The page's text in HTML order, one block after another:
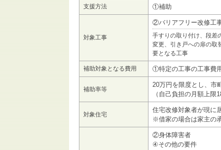
支援方法 ①補助
対象工事
②バリアフリー改修工
手すりの取り付け、段差
変更、引き戸への扉の取
要となる工事
補助対象となる費用 ①特定の工事の工事費
補助率等
20万円を限度とし、市
（自己負担の月額上限
対象住宅
住宅改修対象者が現に
※借家の場合は家主の
②身体障害者
④その他の要件